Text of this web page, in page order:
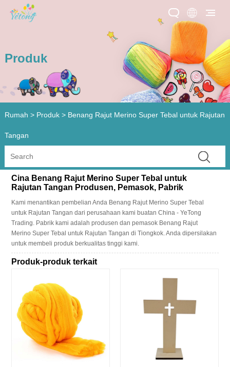
Produk
Rumah > Produk > Benang Rajut Merino Super Tebal untuk Rajutan
Tangan
Cina Benang Rajut Merino Super Tebal untuk
Rajutan Tangan Produsen, Pemasok, Pabrik
Kami menantikan pembelian Anda Benang Rajut Merino Super Tebal
untuk Rajutan Tangan dari perusahaan kami buatan China - YeTong
Trading. Pabrik kami adalah produsen dan pemasok Benang Rajut
Merino Super Tebal untuk Rajutan Tangan di Tiongkok. Anda dipersilakan
untuk membeli produk berkualitas tinggi kami.
Produk-produk terkait